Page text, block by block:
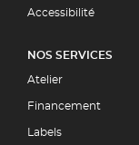
Accessibilité
NOS SERVICES
Atelier
Financement
Labels